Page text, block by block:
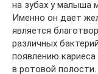
на зубах у малыша
Именно он дает
является
различных
появлению
в ротовой полости.